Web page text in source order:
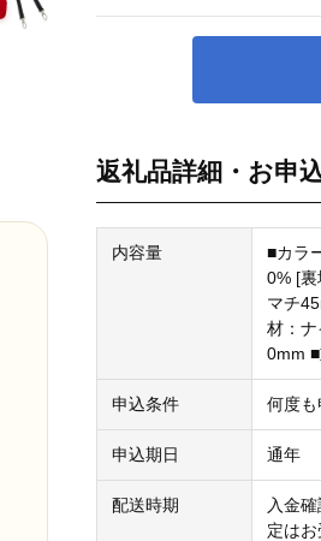
返礼品詳細・お申
内容量
■カラ
0% [
マチ
材：
0mm
申込条件 何度
申込期日 通年
配送時期
入金
定は